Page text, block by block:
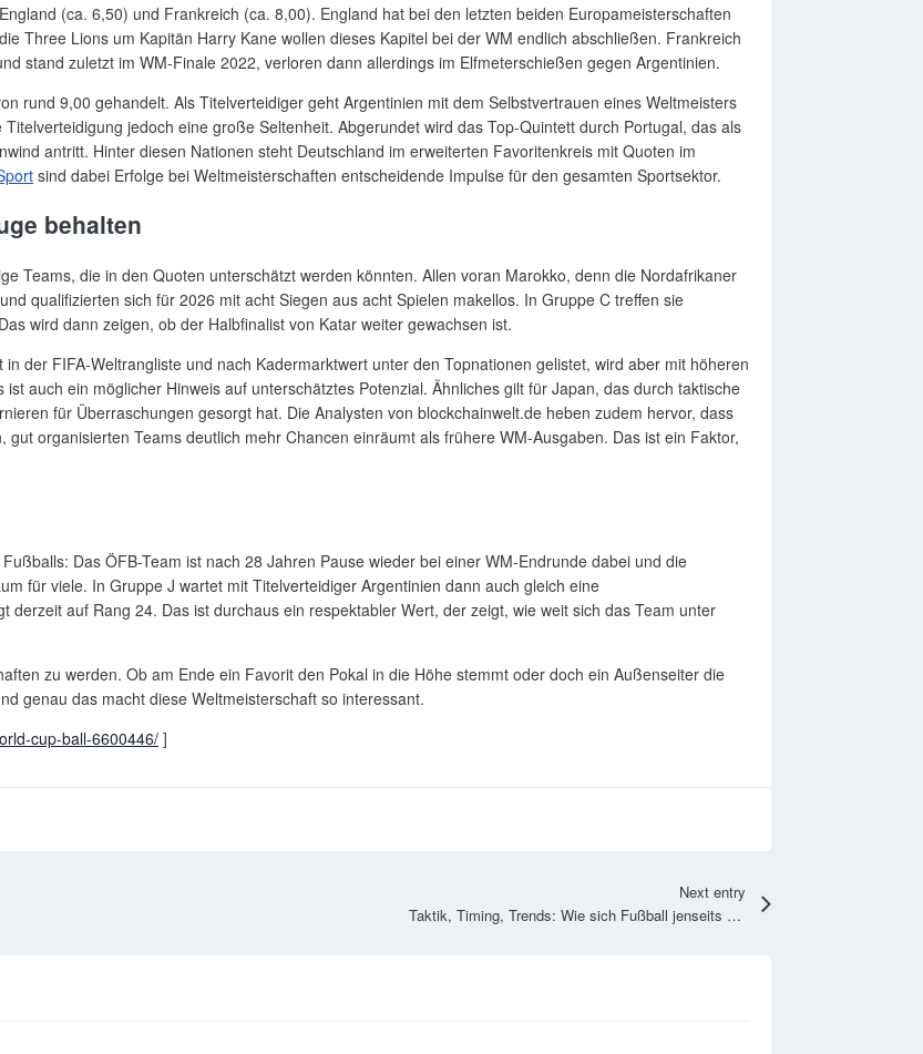
(ca. 6,50) und Frankreich (ca. 8,00). England hat bei den letzten beiden Europameisterschaften
Three Lions um Kapitän Harry Kane wollen dieses Kapitel bei der WM endlich abschließen. Frankreich
stand zuletzt im WM-Finale 2022, verloren dann allerdings im Elfmeterschießen gegen Argentinien.
rund 9,00 gehandelt. Als Titelverteidiger geht Argentinien mit dem Selbstvertrauen eines Weltmeisters
jedoch eine große Seltenheit. Abgerundet wird das Top-Quintett durch Portugal, das als
antritt. Hinter diesen Nationen steht Deutschland im erweiterten Favoritenkreis mit Quoten im
sind dabei Erfolge bei Weltmeisterschaften entscheidende Impulse für den gesamten Sportsektor.
behalten
Teams, die in den Quoten unterschätzt werden könnten. Allen voran Marokko, denn die Nordafrikaner
qualifizierten sich für 2026 mit acht Siegen aus acht Spielen makellos. In Gruppe C treffen sie
wird dann zeigen, ob der Halbfinalist von Katar weiter gewachsen ist.
der FIFA-Weltrangliste und nach Kadermarktwert unter den Topnationen gelistet, wird aber mit höheren
auch ein möglicher Hinweis auf unterschätztes Potenzial. Ähnliches gilt für Japan, das durch taktische
für Überraschungen gesorgt hat. Die Analysten von blockchainwelt.de heben zudem hervor, dass
organisierten Teams deutlich mehr Chancen einräumt als frühere WM-Ausgaben. Das ist ein Faktor,
Das ÖFB-Team ist nach 28 Jahren Pause wieder bei einer WM-Endrunde dabei und die
für viele. In Gruppe J wartet mit Titelverteidiger Argentinien dann auch gleich eine
derzeit auf Rang 24. Das ist durchaus ein respektabler Wert, der zeigt, wie weit sich das Team unter
zu werden. Ob am Ende ein Favorit den Pokal in die Höhe stemmt oder doch ein Außenseiter die
genau das macht diese Weltmeisterschaft so interessant.
cup-ball-6600446/ ]
Next entry
Taktik, Timing, Trends: Wie sich Fußball jenseits des Spielfelds entwickelt